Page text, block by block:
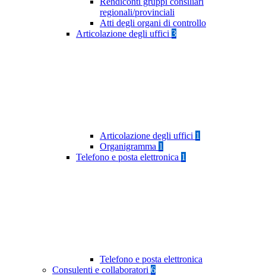
regionali/provinciali
Atti degli organi di controllo
Articolazione degli uffici 3
Articolazione degli uffici 1
Organigramma 1
Telefono e posta elettronica 1
Telefono e posta elettronica
Consulenti e collaboratori 6